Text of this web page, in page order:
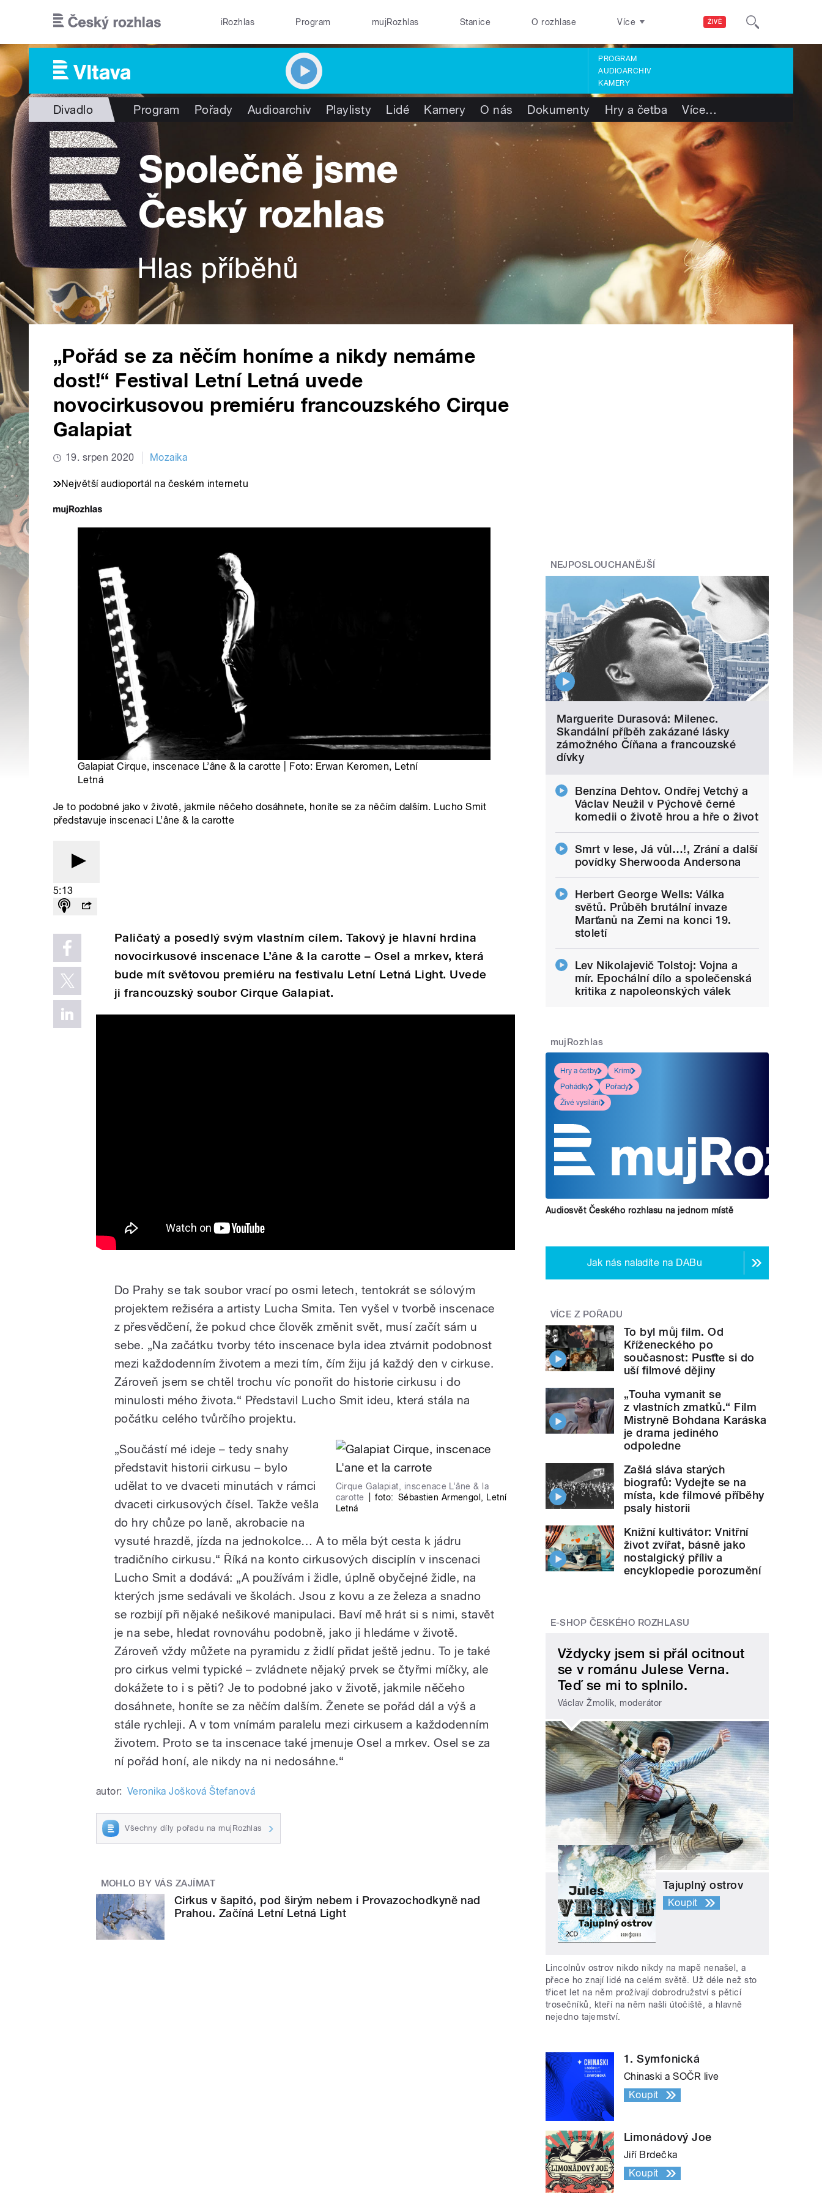
ŽIVĚ
iRozhlas Program mujRozhlas Stanice O rozhlase Více
PROGRAM
AUDIOARCHIV
KAMERY
Divadlo Program Pořady Audioarchiv Playlisty Lidé Kamery O nás Dokumenty Hry a četba Více…
„Pořád se za něčím honíme a nikdy nemáme
dost!“ Festival Letní Letná uvede
novocirkusovou premiéru francouzského Cirque
Galapiat
19. srpen 2020 Mozaika
Největší audioportál na českém internetu
Galapiat Cirque, inscenace L’âne & la carotte | Foto: Erwan Keromen, Letní
Letná
Je to podobné jako v životě, jakmile něčeho dosáhnete, honíte se za něčím dalším. Lucho Smit
představuje inscenaci L’âne & la carotte
5:13
Paličatý a posedlý svým vlastním cílem. Takový je hlavní hrdina
novocirkusové inscenace L’âne & la carotte – Osel a mrkev, která
bude mít světovou premiéru na festivalu Letní Letná Light. Uvede
ji francouzský soubor Cirque Galapiat.
Do Prahy se tak soubor vrací po osmi letech, tentokrát se sólovým
projektem režiséra a artisty Lucha Smita. Ten vyšel v tvorbě inscenace
z přesvědčení, že pokud chce člověk změnit svět, musí začít sám u
sebe. „Na začátku tvorby této inscenace byla idea ztvárnit podobnost
mezi každodenním životem a mezi tím, čím žiju já každý den v cirkuse.
Zároveň jsem se chtěl trochu víc ponořit do historie cirkusu i do
minulosti mého života.“ Představil Lucho Smit ideu, která stála na
počátku celého tvůrčího projektu.
Cirque Galapiat, inscenace L’âne & la
carotte
foto: Sébastien Armengol , Letní
Letná
„Součástí mé ideje – tedy snahy
představit historii cirkusu – bylo
udělat to ve dvaceti minutách v rámci
dvaceti cirkusových čísel. Takže vešla
do hry chůze po laně, akrobacie na
vysuté hrazdě, jízda na jednokolce… A to měla být cesta k jádru
tradičního cirkusu.“ Říká na konto cirkusových disciplín v inscenaci
Lucho Smit a dodává: „A používám i židle, úplně obyčejné židle, na
kterých jsme sedávali ve školách. Jsou z kovu a ze železa a snadno
se rozbijí při nějaké nešikové manipulaci. Baví mě hrát si s nimi, stavět
je na sebe, hledat rovnováhu podobně, jako ji hledáme v životě.
Zároveň vždy můžete na pyramidu z židlí přidat ještě jednu. To je také
pro cirkus velmi typické – zvládnete nějaký prvek se čtyřmi míčky, ale
dokážete to i s pěti? Je to podobné jako v životě, jakmile něčeho
dosáhnete, honíte se za něčím dalším. Ženete se pořád dál a výš a
stále rychleji. A v tom vnímám paralelu mezi cirkusem a každodenním
životem. Proto se ta inscenace také jmenuje Osel a mrkev. Osel se za
ní pořád honí, ale nikdy na ni nedosáhne.“
autor: Veronika Jošková Štefanová
Všechny díly pořadu na mujRozhlas
MOHLO BY VÁS ZAJÍMAT
Cirkus v šapitó, pod širým nebem i Provazochodkyně nad
Prahou. Začíná Letní Letná Light
NEJPOSLOUCHANĚJŠÍ
Marguerite Durasová: Milenec.
Skandální příběh zakázané lásky
zámožného Číňana a francouzské
dívky
Benzína Dehtov. Ondřej Vetchý a
Václav Neužil v Pýchově černé
komedii o životě hrou a hře o život
Smrt v lese, Já vůl…!, Zrání a další
povídky Sherwooda Andersona
Herbert George Wells: Válka
světů. Průběh brutální invaze
Marťanů na Zemi na konci 19.
století
Lev Nikolajevič Tolstoj: Vojna a
mír. Epochální dílo a společenská
kritika z napoleonských válek
mujRozhlas
Hry a četby
Krimi
Pohádky
Pořady
Živé vysílání
Audiosvět Českého rozhlasu na jednom místě
Jak nás naladíte na DABu
VÍCE Z POŘADU
To byl můj film. Od
Kříženeckého po
současnost: Pusťte si do
uší filmové dějiny
„Touha vymanit se
z vlastních zmatků.“ Film
Mistryně Bohdana Karáska
je drama jediného
odpoledne
Zašlá sláva starých
biografů: Vydejte se na
místa, kde filmové příběhy
psaly historii
Knižní kultivátor: Vnitřní
život zvířat, básně jako
nostalgický příliv a
encyklopedie porozumění
E-SHOP ČESKÉHO ROZHLASU
Vždycky jsem si přál ocitnout
se v románu Julese Verna.
Teď se mi to splnilo.
Václav Žmolík, moderátor
Tajuplný ostrov
Koupit
Lincolnův ostrov nikdo nikdy na mapě nenašel, a
přece ho znají lidé na celém světě. Už déle než sto
třicet let na něm prožívají dobrodružství s pěticí
trosečníků, kteří na něm našli útočiště, a hlavně
nejedno tajemství.
1. Symfonická
Chinaski a SOČR live
Koupit
Limonádový Joe
Jiří Brdečka
Koupit